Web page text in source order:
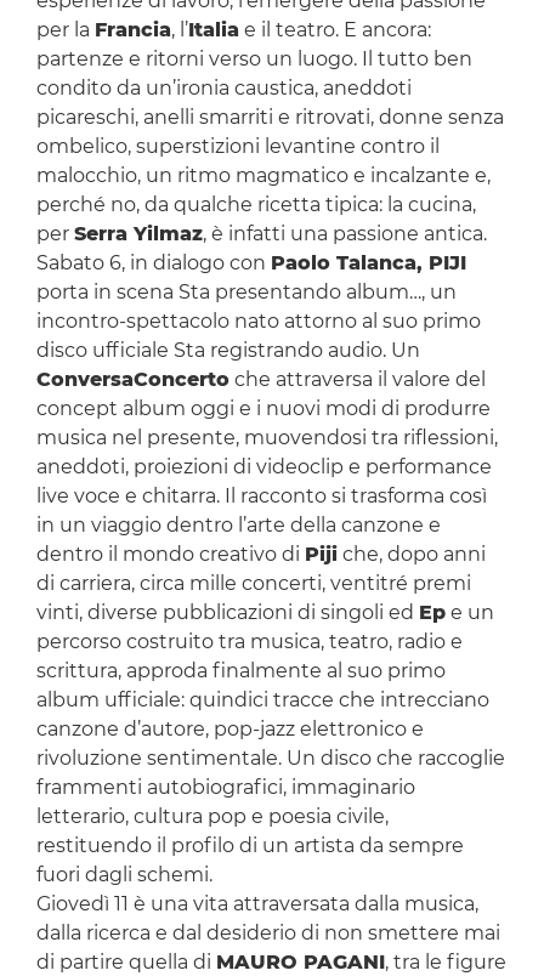
per la Francia, l’Italia e il teatro. E ancora:
partenze e ritorni verso un luogo. Il tutto ben
condito da un’ironia caustica, aneddoti
picareschi, anelli smarriti e ritrovati, donne senza
ombelico, superstizioni levantine contro il
malocchio, un ritmo magmatico e incalzante e,
perché no, da qualche ricetta tipica: la cucina,
per Serra Yilmaz, è infatti una passione antica.
Sabato 6, in dialogo con Paolo Talanca, PIJI
porta in scena Sta presentando album…, un
incontro-spettacolo nato attorno al suo primo
disco ufficiale Sta registrando audio. Un
ConversaConcertoche attraversa il valore del
concept album oggi e i nuovi modi di produrre
musica nel presente, muovendosi tra riflessioni,
aneddoti, proiezioni di videoclip e performance
live voce e chitarra. Il racconto si trasforma così
in un viaggio dentro l’arte della canzone e
dentro il mondo creativo di Pijiche, dopo anni
di carriera, circa mille concerti, ventitré premi
vinti, diverse pubblicazioni di singoli ed Epe un
percorso costruito tra musica, teatro, radio e
scrittura, approda finalmente al suo primo
album ufficiale: quindici tracce che intrecciano
canzone d’autore, pop-jazz elettronico e
rivoluzione sentimentale. Un disco che raccoglie
frammenti autobiografici, immaginario
letterario, cultura pop e poesia civile,
restituendo il profilo di un artista da sempre
fuori dagli schemi.
Giovedì 11 è una vita attraversata dalla musica,
dalla ricerca e dal desiderio di non smettere mai
di partire quella di MAURO PAGANI, tra le figure